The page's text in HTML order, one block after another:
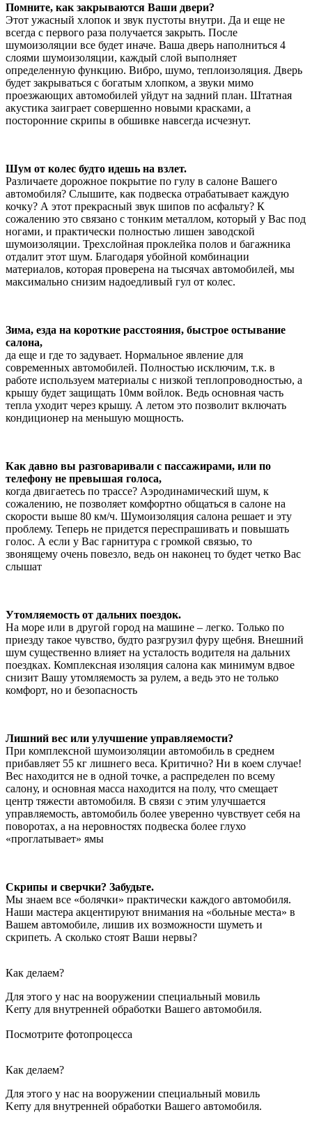
Помните, как закрываются Ваши двери?
Этот ужасный хлопок и звук пустоты внутри. Да и еще не
всегда с первого раза получается закрыть. После
шумоизоляции все будет иначе. Ваша дверь наполниться 4
слоями шумоизоляции, каждый слой выполняет
определенную функцию. Вибро, шумо, теплоизоляция. Дверь
будет закрываться с богатым хлопком, а звуки мимо
проезжающих автомобилей уйдут на задний план. Штатная
акустика заиграет совершенно новыми красками, а
посторонние скрипы в обшивке навсегда исчезнут.
Шум от колес будто идешь на взлет.
Различаете дорожное покрытие по гулу в салоне Вашего
автомобиля? Слышите, как подвеска отрабатывает каждую
кочку? А этот прекрасный звук шипов по асфальту? К
сожалению это связано с тонким металлом, который у Вас под
ногами, и практически полностью лишен заводской
шумоизоляции. Трехслойная проклейка полов и багажника
отдалит этот шум. Благодаря убойной комбинации
материалов, которая проверена на тысячах автомобилей, мы
максимально снизим надоедливый гул от колес.
Зима, езда на короткие расстояния, быстрое остывание
салона,
да еще и где то задувает. Нормальное явление для
современных автомобилей. Полностью исключим, т.к. в
работе используем материалы с низкой теплопроводностью, а
крышу будет защищать 10мм войлок. Ведь основная часть
тепла уходит через крышу. А летом это позволит включать
кондиционер на меньшую мощность.
Как давно вы разговаривали с пассажирами, или по
телефону не превышая голоса,
когда двигаетесь по трассе? Аэродинамический шум, к
сожалению, не позволяет комфортно общаться в салоне на
скорости выше 80 км/ч. Шумоизоляция салона решает и эту
проблему. Теперь не придется переспрашивать и повышать
голос. А если у Вас гарнитура с громкой связью, то
звонящему очень повезло, ведь он наконец то будет четко Вас
слышат
Утомляемость от дальних поездок.
На море или в другой город на машине – легко. Только по
приезду такое чувство, будто разгрузил фуру щебня. Внешний
шум существенно влияет на усталость водителя на дальних
поездках. Комплексная изоляция салона как минимум вдвое
снизит Вашу утомляемость за рулем, а ведь это не только
комфорт, но и безопасность
Лишний вес или улучшение управляемости?
При комплексной шумоизоляции автомобиль в среднем
прибавляет 55 кг лишнего веса. Критично? Ни в коем случае!
Вес находится не в одной точке, а распределен по всему
салону, и основная масса находится на полу, что смещает
центр тяжести автомобиля. В связи с этим улучшается
управляемость, автомобиль более уверенно чувствует себя на
поворотах, а на неровностях подвеска более глухо
«проглатывает» ямы
Скрипы и сверчки? Забудьте.
Мы знаем все «болячки» практически каждого автомобиля.
Наши мастера акцентируют внимания на «больные места» в
Вашем автомобиле, лишив их возможности шуметь и
скрипеть. А сколько стоят Ваши нервы?
Как делаем?
Для этого у нас на вооружении специальный мовиль
Kerry для внутренней обработки Вашего автомобиля.
Посмотрите фотопроцесса
Как делаем?
Для этого у нас на вооружении специальный мовиль
Kerry для внутренней обработки Вашего автомобиля.